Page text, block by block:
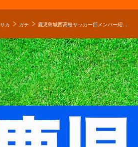
カ ガチ 鹿児島城西高校サッカー部メンバー紹介！【2026年ルーキーリーグ メンバー更新！】